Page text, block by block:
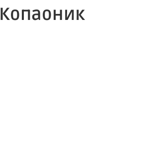
Копаоник